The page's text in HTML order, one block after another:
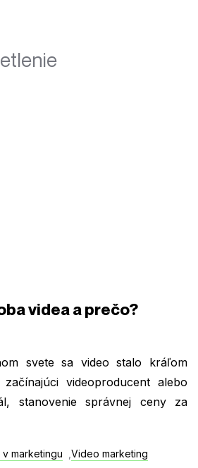
videa a prečo?
svete sa video stalo kráľom
videoproducent alebo
stanovenie správnej ceny za
marketingu Video marketing